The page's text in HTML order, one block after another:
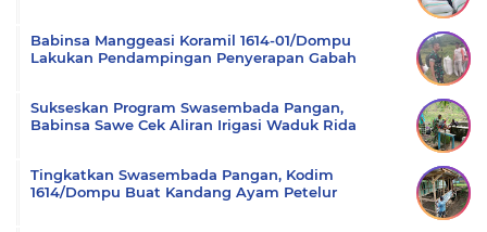
Babinsa Manggeasi Koramil 1614-01/Dompu
Lakukan Pendampingan Penyerapan Gabah
Sukseskan Program Swasembada Pangan,
Babinsa Sawe Cek Aliran Irigasi Waduk Rida
Tingkatkan Swasembada Pangan, Kodim
1614/Dompu Buat Kandang Ayam Petelur